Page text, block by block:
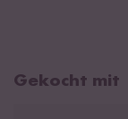
Gekocht mit